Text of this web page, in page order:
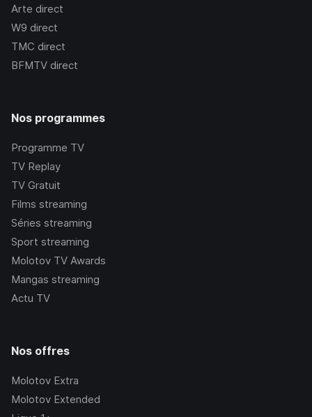
Arte direct
W9 direct
TMC direct
BFMTV direct
Nos programmes
Programme TV
TV Replay
TV Gratuit
Films streaming
Séries streaming
Sport streaming
Molotov TV Awards
Mangas streaming
Actu TV
Nos offres
Molotov Extra
Molotov Extended